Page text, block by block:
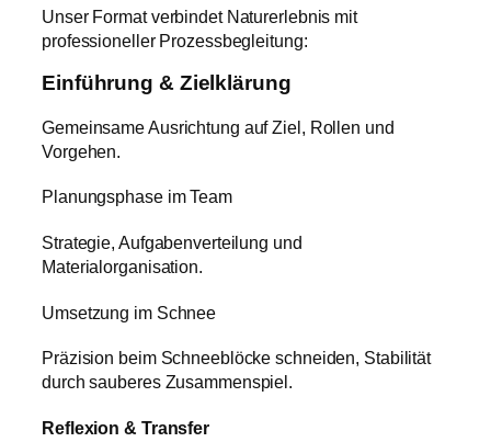
Unser Format verbindet Naturerlebnis mit
professioneller Prozessbegleitung:
Einführung & Zielklärung
Gemeinsame Ausrichtung auf Ziel, Rollen und
Vorgehen.
Planungsphase im Team
Strategie, Aufgabenverteilung und
Materialorganisation.
Umsetzung im Schnee
Präzision beim Schneeblöcke schneiden, Stabilität
durch sauberes Zusammenspiel.
Reflexion & Transfer